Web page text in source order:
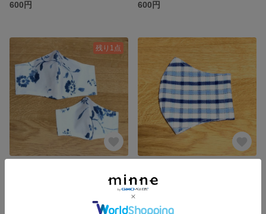
600円 600円
残り1点
800円